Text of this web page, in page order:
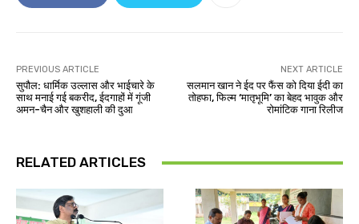
PREVIOUS ARTICLE
सुपौल: धार्मिक उल्लास और भाईचारे के
साथ मनाई गई बकरीद, ईदगाहों में गूंजी
अमन-चैन और खुशहाली की दुआ
NEXT ARTICLE
सलमान खान ने ईद पर फैंस को दिया ईदी का
तोहफा, फिल्म ‘मातृभूमि’ का बेहद भावुक और
रोमांटिक गाना रिलीज
RELATED ARTICLES